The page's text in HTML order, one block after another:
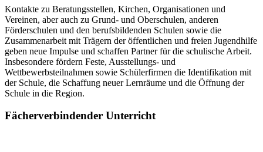
Kontakte zu Beratungsstellen, Kirchen, Organisationen und
Vereinen, aber auch zu Grund- und Oberschulen, anderen
Förderschulen und den berufsbildenden Schulen sowie die
Zusammenarbeit mit Trägern der öffentlichen und freien Jugendhilfe
geben neue Impulse und schaffen Partner für die schulische Arbeit.
Insbesondere fördern Feste, Ausstellungs- und
Wettbewerbsteilnahmen sowie Schülerfirmen die Identifikation mit
der Schule, die Schaffung neuer Lernräume und die Öffnung der
Schule in die Region.
Fächerverbindender Unterricht